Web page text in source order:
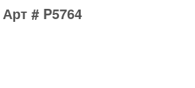
Арт # P5764